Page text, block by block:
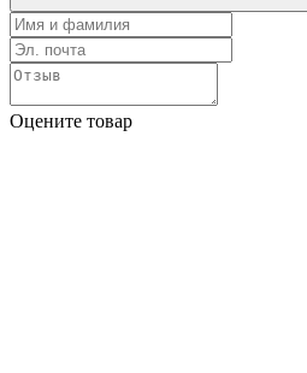
Оцените товар